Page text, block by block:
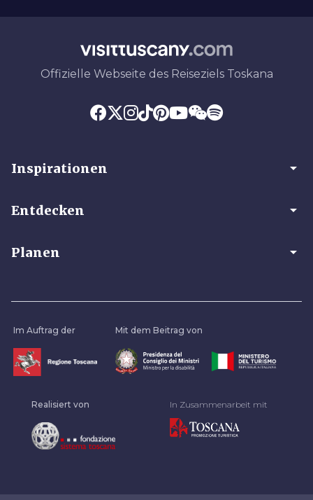
Offizielle Webseite des Reiseziels Toskana
Inspirationen arrow_drop_down
Entdecken arrow_drop_down
Planen arrow_drop_down
Im Auftrag der Mit dem Beitrag von
Realisiert von In Zusammenarbeit mit